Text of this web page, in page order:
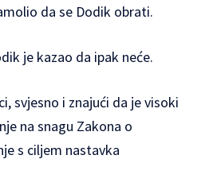
da se Dodik obrati.
je kazao da ipak neće.
svjesno i znajući da je visoki
na snagu Zakona o
s ciljem nastavka